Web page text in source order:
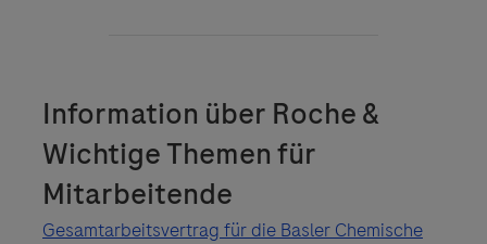
Information über Roche &
Wichtige Themen für
Mitarbeitende
Gesamtarbeitsvertrag für die Basler Chemische